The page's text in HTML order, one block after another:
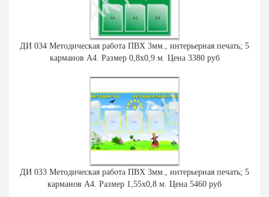
ДИ 034 Методическая работа ПВХ 3мм., интерьерная печать; 5
карманов А4. Размер 0,8х0,9 м. Цена 3380 руб
ДИ 033 Методическая работа ПВХ 3мм., интерьерная печать; 5
карманов А4. Размер 1,55х0,8 м. Цена 5460 руб